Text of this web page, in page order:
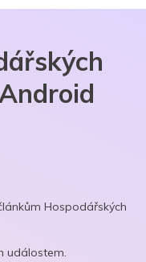
Hospodářských
událostem.